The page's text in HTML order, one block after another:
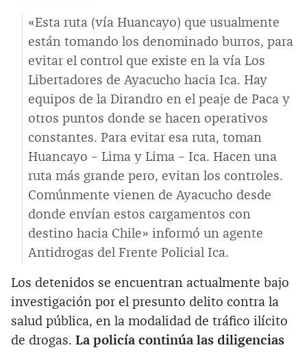
«Esta ruta (vía Huancayo) que usualmente
están tomando los denominado burros, para
evitar el control que existe en la vía Los
Libertadores de Ayacucho hacia Ica. Hay
equipos de la Dirandro en el peaje de Paca y
otros puntos donde se hacen operativos
constantes. Para evitar esa ruta, toman
Huancayo – Lima y Lima – Ica. Hacen una
ruta más grande pero, evitan los controles.
Comúnmente vienen de Ayacucho desde
donde envían estos cargamentos con
destino hacia Chile» informó un agente
Antidrogas del Frente Policial Ica.
Los detenidos se encuentran actualmente bajo
investigación por el presunto delito contra la
salud pública, en la modalidad de tráfico ilícito
de drogas. La policía continúa las diligencias